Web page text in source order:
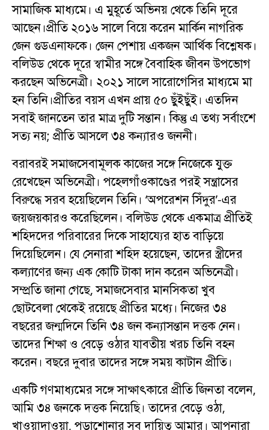
সামাজিক মাধ্যমে। এ মুহূর্তে অভিনয় থেকে তিনি দূরে
আছেন।প্রীতি ২০১৬ সালে বিয়ে করেন মার্কিন নাগরিক
জেন গুডএনাফকে। জেন পেশায় একজন আর্থিক বিশ্লেষক।
বলিউড থেকে দূরে স্বামীর সঙ্গে বৈবাহিক জীবন উপভোগ
করছেন অভিনেত্রী। ২০২১ সালে সারোগেসির মাধ্যমে মা
হন তিনি।প্রীতির বয়স এখন প্রায় ৫০ ছুঁইছুঁই। এতদিন
সবাই জানতেন তার মাত্র দুটি সন্তান। কিন্তু এ তথ্য সর্বাংশে
সত্য নয়; প্রীতি আসলে ৩৪ কন্যারও জননী।
বরাবরই সমাজসেবামূলক কাজের সঙ্গে নিজেকে যুক্ত
রেখেছেন অভিনেত্রী। পহেলগাঁওকাণ্ডের পরই সন্ত্রাসের
বিরুদ্ধে সরব হয়েছিলেন তিনি। ‘অপরেশন সিঁদুর’-এর
জয়জয়কারও করেছিলেন। বলিউড থেকে একমাত্র প্রীতিই
শহিদদের পরিবারের দিকে সাহায্যের হাত বাড়িয়ে
দিয়েছিলেন। যে সেনারা শহিদ হয়েছেন, তাদের স্ত্রীদের
কল্যাণের জন্য এক কোটি টাকা দান করেন অভিনেত্রী।
সম্প্রতি জানা গেছে, সমাজসেবার মানসিকতা খুব
ছোটবেলা থেকেই রয়েছে প্রীতির মধ্যে। নিজের ৩৪
বছরের জন্মদিনে তিনি ৩৪ জন কন্যাসন্তান দত্তক নেন।
তাদের শিক্ষা ও বেড়ে ওঠার যাবতীয় খরচ তিনি বহন
করেন। বছরে দুবার তাদের সঙ্গে সময় কাটান প্রীতি।
একটি গণমাধ্যমের সঙ্গে সাক্ষাৎকারে প্রীতি জিনতা বলেন,
আমি ৩৪ জনকে দত্তক নিয়েছি। তাদের বেড়ে ওঠা,
খাওয়াদাওয়া, পড়াশোনার সব দায়িত্ব আমার। আপনারা